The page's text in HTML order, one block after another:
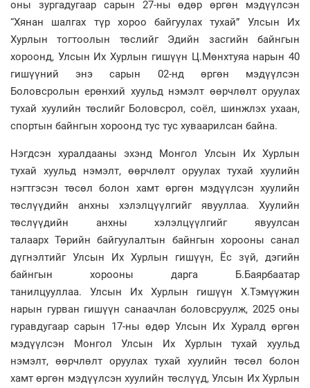
оны зургадугаар сарын 27-ны өдөр өргөн мэдүүлсэн
“Хянан шалгах түр хороо байгуулах тухай” Улсын Их
Хурлын тогтоолын төслийг Эдийн засгийн байнгын
хороонд, Улсын Их Хурлын гишүүн Ц.Мөнхтуяа нарын 40
гишүүний энэ сарын 02-нд өргөн мэдүүлсэн
Боловсролын ерөнхий хуульд нэмэлт өөрчлөлт оруулах
тухай хуулийн төслийг Боловсрол, соёл, шинжлэх ухаан,
спортын байнгын хороонд тус тус хуваарилсан байна.
Нэгдсэн хуралдааны эхэнд Монгол Улсын Их Хурлын
тухай хуульд нэмэлт, өөрчлөлт оруулах тухай хуулийн
нэгтгэсэн төсөл болон хамт өргөн мэдүүлсэн хуулийн
төслүүдийн анхны хэлэлцүүлгийг явууллаа. Хуулийн
төслүүдийн анхны хэлэлцүүлгийг явуулсан
талаарх Төрийн байгуулалтын байнгын хорооны санал
дүгнэлтийг Улсын Их Хурлын гишүүн, Ёс зүй, дэгийн
байнгын хорооны дарга Б.Баярбаатар
танилцууллаа. Улсын Их Хурлын гишүүн Х.Тэмүүжин
нарын гурван гишүүн санаачлан боловсруулж, 2025 оны
гуравдугаар сарын 17-ны өдөр Улсын Их Хуралд өргөн
мэдүүлсэн Монгол Улсын Их Хурлын тухай хуульд
нэмэлт, өөрчлөлт оруулах тухай хуулийн төсөл болон
хамт өргөн мэдүүлсэн хуулийн төслүүд, Улсын Их Хурлын